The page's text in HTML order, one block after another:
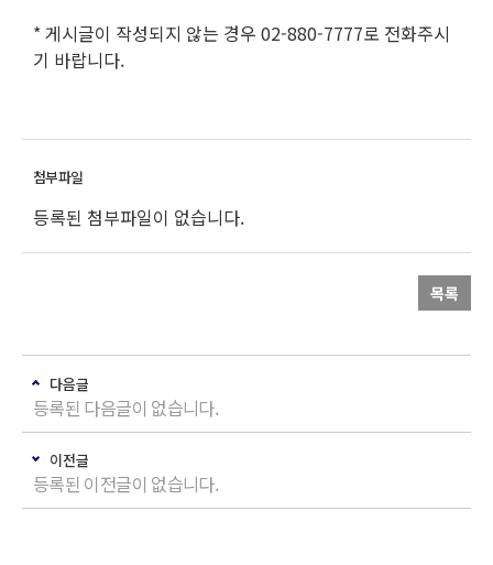
* 게시글이 작성되지 않는 경우 02-880-7777로 전화주시
기 바랍니다.
등록된 첨부파일이 없습니다.
목록
다음글
등록된 다음글이 없습니다.
이전글
등록된 이전글이 없습니다.